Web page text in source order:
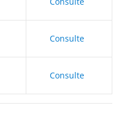
Consulte
Consulte